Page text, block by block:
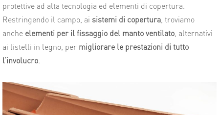
protettive ad alta tecnologia ed elementi di copertura.
Restringendo il campo, ai sistemi di copertura , troviamo
anche elementi per il fissaggio del manto ventilato , alternativi
ai listelli in legno, per migliorare le prestazioni di tutto
l’involucro